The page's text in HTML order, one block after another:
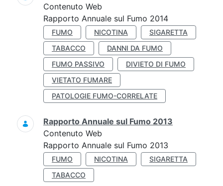
Contenuto Web
Rapporto Annuale sul Fumo 2014
FUMO NICOTINA
SIGARETTA
TABACCO
DANNI DA FUMO
FUMO PASSIVO
DIVIETO DI FUMO
VIETATO FUMARE
PATOLOGIE FUMO-CORRELATE
Rapporto Annuale sul Fumo 2013
Contenuto Web
Rapporto Annuale sul Fumo 2013
FUMO NICOTINA
SIGARETTA
TABACCO